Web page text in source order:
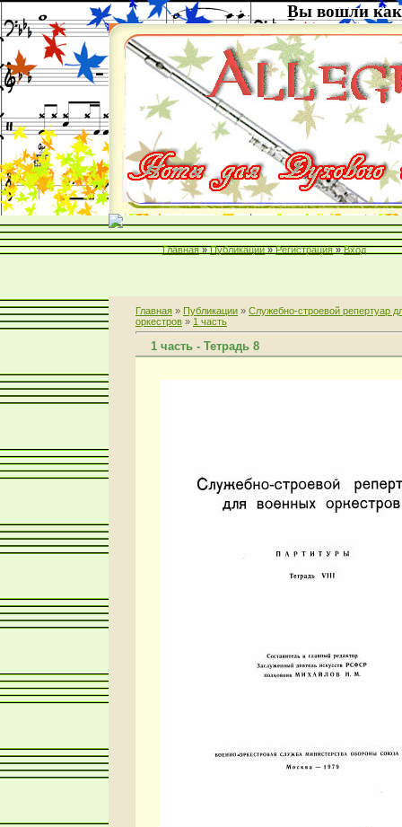
Вы вошли как
Главная » Публикации » Регистрация » Вход
Главная » Публикации » Служебно-строевой репертуар
оркестров » 1 часть
1 часть - Тетрадь 8